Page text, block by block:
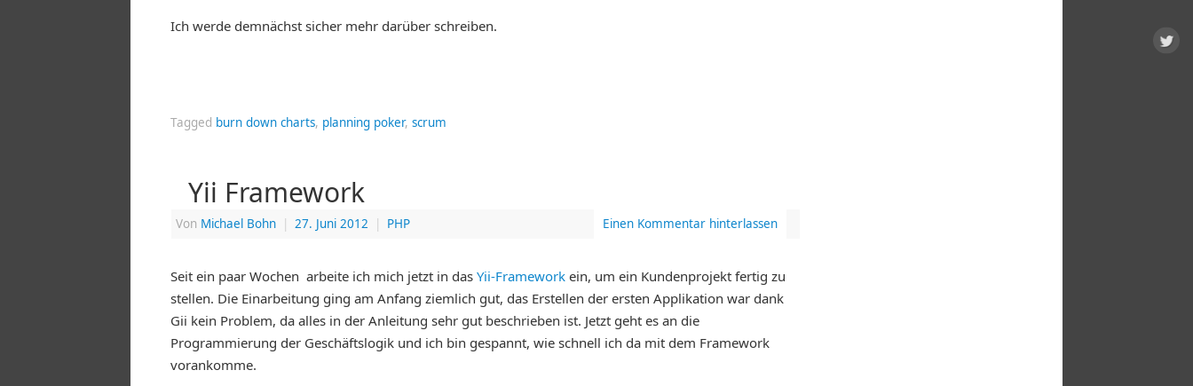
Ich werde demnächst sicher mehr darüber schreiben.
Tagged burn down charts, planning poker, scrum
Yii Framework
Von Michael Bohn | 27. Juni 2012 | PHP Einen Kommentar hinterlassen
Seit ein paar Wochen arbeite ich mich jetzt in das Yii-Framework ein, um ein Kundenprojekt fertig zu
stellen. Die Einarbeitung ging am Anfang ziemlich gut, das Erstellen der ersten Applikation war dank
Gii kein Problem, da alles in der Anleitung sehr gut beschrieben ist. Jetzt geht es an die
Programmierung der Geschäftslogik und ich bin gespannt, wie schnell ich da mit dem Framework
vorankomme.